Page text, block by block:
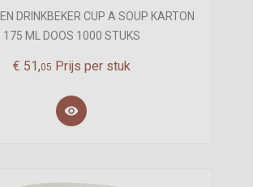
DRINKBEKER CUP A SOUP KARTON
175 ML DOOS 1000 STUKS
€ 51,05 Prijs per stuk
